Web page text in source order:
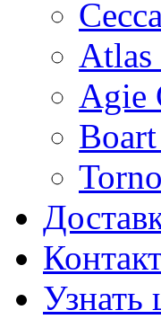
Atlas
Agie
Узнать